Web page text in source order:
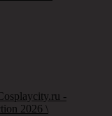
-
2026 \